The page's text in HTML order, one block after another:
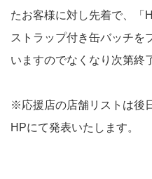
たお客様に対し先着で、「
ストラップ付き缶バッチを
いますのでなくなり次第終
※応援店の店舗リストは後
HPにて発表いたします。